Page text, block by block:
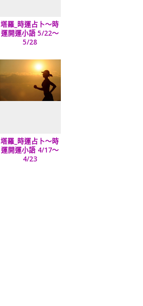
塔羅_時運占卜～時
運開運小語 5/22～
5/28
塔羅_時運占卜～時
運開運小語 4/17～
4/23